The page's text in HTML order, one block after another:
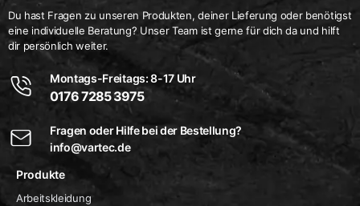
Du hast Fragen zu unseren Produkten, deiner Lieferung oder benötigst
eine individuelle Beratung? Unser Team ist gerne für dich da und hilft
dir persönlich weiter.
Montags-Freitags: 8-17 Uhr
0176 7285 3975
Fragen oder Hilfe bei der Bestellung?
info@vartec.de
Produkte
Arbeitskleidung